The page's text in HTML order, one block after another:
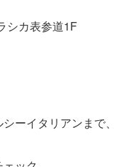
シカ表参道1F
ーイタリアンまで、